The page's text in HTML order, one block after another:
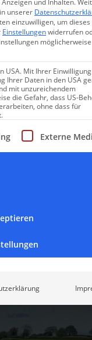
sich, es ist eine
beendet hat:
die Konfitüre.
um South
Ein Antlitz von
die Tiere lieben.
zuzusehen.
Kolonie Englands
schmucken
eine kurze
“. Ein Fest an
Surreal,
diesem Ort
und Inhalten.
unserer
einzuwilligen, um dieses
Einstellungenwiderrufen
USA. Mit Ihrer
Ihrer Daten in den USA
mit unzureichendem
die Gefahr, dass US-
ohne dass für
Einwilligung
Externe